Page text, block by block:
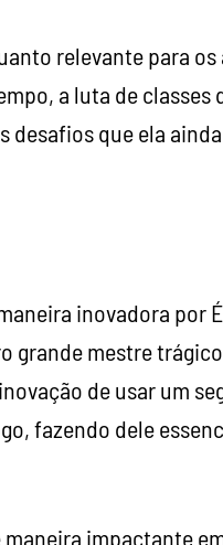
relevante para
a luta de classes
desafios que ela
inovadora por
grande mestre
de usar um
fazendo dele
impactante